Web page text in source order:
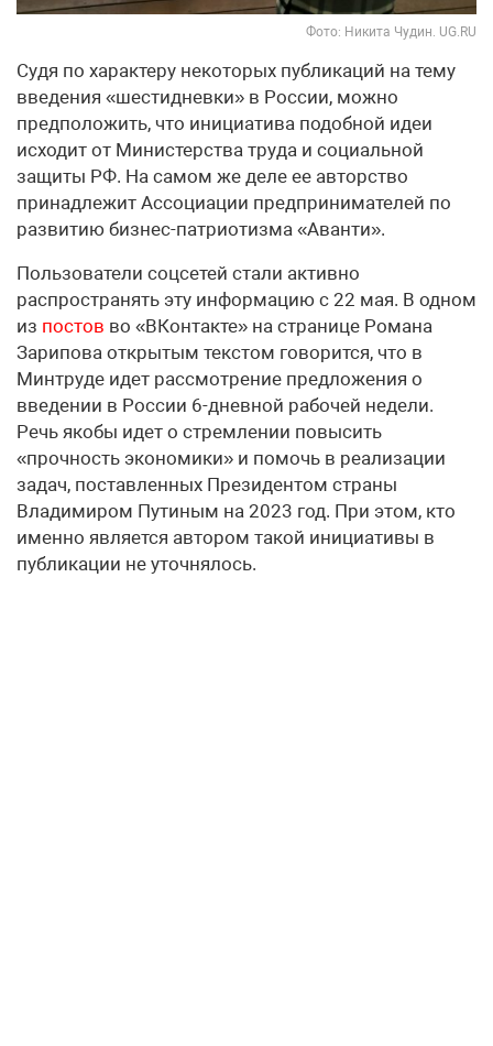
Фото: Никита Чудин. UG.RU
Судя по характеру некоторых публикаций на тему
введения «шестидневки» в России, можно
предположить, что инициатива подобной идеи
исходит от Министерства труда и социальной
защиты РФ. На самом же деле ее авторство
принадлежит Ассоциации предпринимателей по
развитию бизнес-патриотизма «Аванти».
Пользователи соцсетей стали активно
распространять эту информацию с 22 мая. В одном
из постов во «ВКонтакте» на странице Романа
Зарипова открытым текстом говорится, что в
Минтруде идет рассмотрение предложения о
введении в России 6-дневной рабочей недели.
Речь якобы идет о стремлении повысить
«прочность экономики» и помочь в реализации
задач, поставленных Президентом страны
Владимиром Путиным на 2023 год. При этом, кто
именно является автором такой инициативы в
публикации не уточнялось.